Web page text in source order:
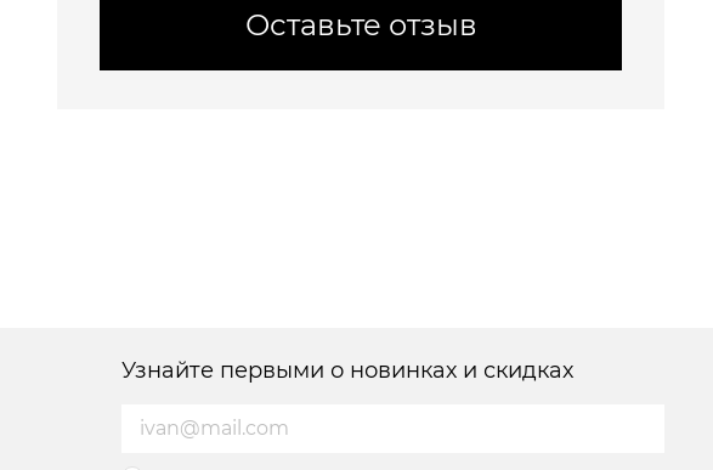
Оставьте отзыв
Узнайте первыми о новинках и скидках